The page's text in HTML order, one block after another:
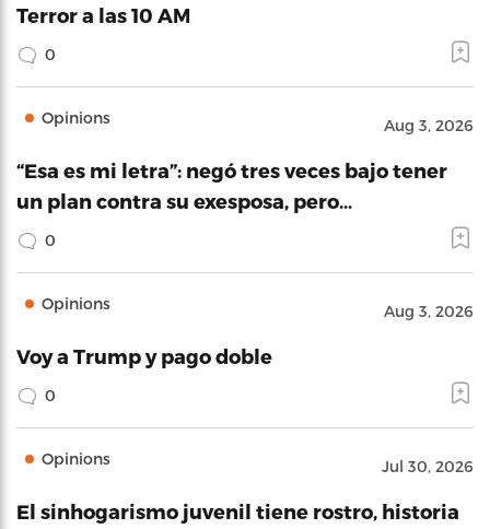
Terror a las 10 AM
0
Opinions Aug 3, 2026
“Esa es mi letra”: negó tres veces bajo tener
un plan contra su exesposa, pero…
0
Opinions Aug 3, 2026
Voy a Trump y pago doble
0
Opinions Jul 30, 2026
El sinhogarismo juvenil tiene rostro, historia